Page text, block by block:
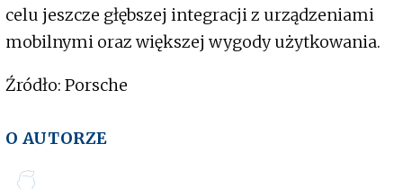
celu jeszcze głębszej integracji z urządzeniami
mobilnymi oraz większej wygody użytkowania.
Źródło: Porsche
O AUTORZE